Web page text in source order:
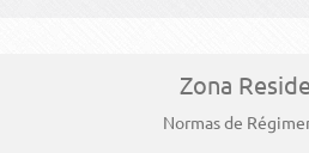
Zona
Normas de